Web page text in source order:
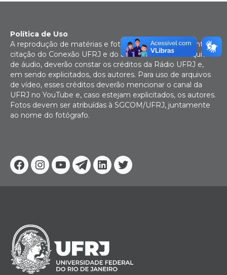
Facebook
Instagram
YoutubeTelegram
Linkedin
Twitter
Política de Uso
A reprodução de matérias e fotografias é livre mediante
citação do Conexão UFRJ e do autor. No caso de arquivos
de áudio, deverão constar os créditos da Rádio UFRJ e,
em sendo explicitados, dos autores. Para uso de arquivos
de vídeo, esses créditos deverão mencionar o canal da
UFRJ no YouTube e, caso estejam explicitados, os autores.
Fotos devem ser atribuídas à SGCOM/UFRJ, juntamente
ao nome do fotógrafo.